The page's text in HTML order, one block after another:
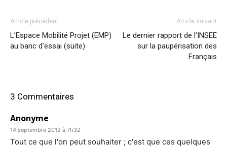
Article précédent
L’Espace Mobilité Projet (EMP)
au banc d’essai (suite)
Article suivant
Le dernier rapport de l’INSEE
sur la paupérisation des
Français
3 Commentaires
Anonyme
14 septembre 2012 à 7h32
Tout ce que l'on peut souhaiter ; c'est que ces quelques